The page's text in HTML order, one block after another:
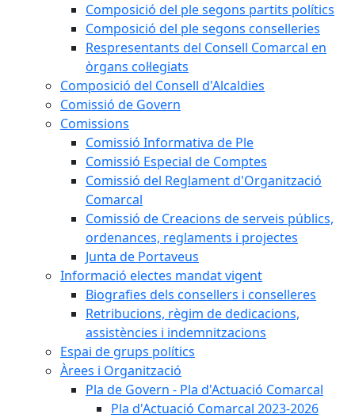
Composició del ple segons partits polítics
Composició del ple segons conselleries
Respresentants del Consell Comarcal en
òrgans col·legiats
Composició del Consell d'Alcaldies
Comissió de Govern
Comissions
Comissió Informativa de Ple
Comissió Especial de Comptes
Comissió del Reglament d'Organització
Comarcal
Comissió de Creacions de serveis públics,
ordenances, reglaments i projectes
Junta de Portaveus
Informació electes mandat vigent
Biografies dels consellers i conselleres
Retribucions, règim de dedicacions,
assistències i indemnitzacions
Espai de grups polítics
Àrees i Organització
Pla de Govern - Pla d'Actuació Comarcal
Pla d'Actuació Comarcal 2023-2026